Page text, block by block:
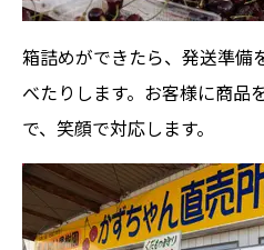
箱詰めができたら、発送準備
べたりします。お客様に商品
で、笑顔で対応します。